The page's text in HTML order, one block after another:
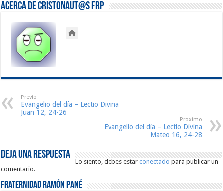
Acerca de Cristonaut@s FRP
Previo
Evangelio del día – Lectio Divina
Juan 12, 24-26
Proximo
Evangelio del día – Lectio Divina
Mateo 16, 24-28
Deja una respuesta
Lo siento, debes estarconectado para publicar un
comentario.
Fraternidad Ramón Pané